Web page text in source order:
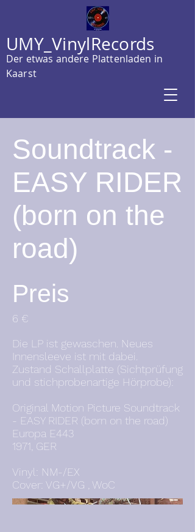
UMY_VinylRecords
Der etwas andere Plattenladen in
Kaarst
Soundtrack -
EASY RIDER
(born on the
road)
Preis
6 €
Die LP ist gewaschen. Neues
Innensleeve ist mit dabei.
Zustand Schallplatte (Sichtprüfung
und stichprobenartige Hörprobe):
Original Motion Picture Soundtrack
- EASY RIDER (born on the road)
Europa E443
1971, GER
Vinyl: NM-/EX
Cover: VG+/VG , WoC